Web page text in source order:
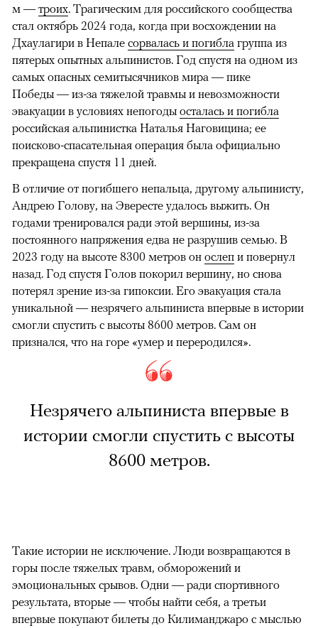
м — троих. Трагическим для российского сообщества
стал октябрь 2024 года, когда при восхождении на
Дхаулагири в Непале сорвалась и погибла группа из
пятерых опытных альпинистов. Год спустя на одном из
самых опасных семитысячников мира — пике
Победы — из-за тяжелой травмы и невозможности
эвакуации в условиях непогоды осталась и погибла
российская альпинистка Наталья Наговицина; ее
поисково-спасательная операция была официально
прекращена спустя 11 дней.
В отличие от погибшего непальца, другому альпинисту,
Андрею Голову, на Эвересте удалось выжить. Он
годами тренировался ради этой вершины, из-за
постоянного напряжения едва не разрушив семью. В
2023 году на высоте 8300 метров он ослеп и повернул
назад. Год спустя Голов покорил вершину, но снова
потерял зрение из-за гипоксии. Его эвакуация стала
уникальной — незрячего альпиниста впервые в истории
смогли спустить с высоты 8600 метров. Сам он
признался, что на горе «умер и переродился».
Незрячего альпиниста впервые в
истории смогли спустить с высоты
8600 метров.
Такие истории не исключение. Люди возвращаются в
горы после тяжелых травм, обморожений и
эмоциональных срывов. Одни — ради спортивного
результата, вторые — чтобы найти себя, а третьи
впервые покупают билеты до Килиманджаро с мыслью